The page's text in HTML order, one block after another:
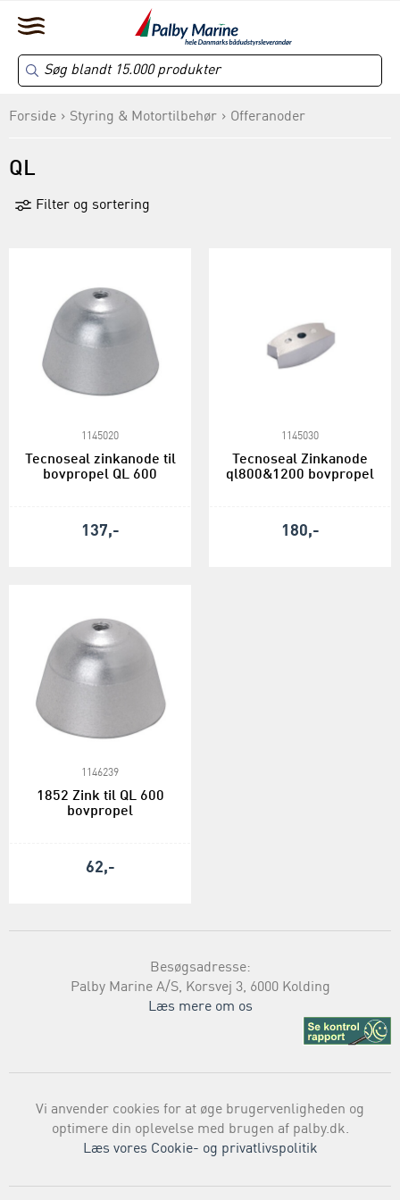
Forside Styring & Motortilbehør Offeranoder
QL
Filter og sortering
1145020
Tecnoseal zinkanode til
bovpropel QL 600
137,-
1145030
Tecnoseal Zinkanode
ql800&1200 bovpropel
180,-
1146239
1852 Zink til QL 600
bovpropel
62,-
Besøgsadresse:
Palby Marine A/S, Korsvej 3, 6000 Kolding
Læs mere om os
Vi anvender cookies for at øge brugervenligheden og
optimere din oplevelse med brugen af palby.dk.
Læs vores Cookie- og privatlivspolitik